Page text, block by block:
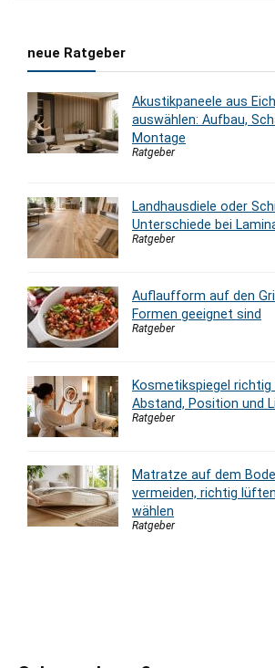
neue Ratgeber
Akustikpaneele aus
auswählen: Aufbau,
Montage
Ratgeber
Landhausdiele oder
Unterschiede bei
Ratgeber
Auflaufform auf den
Formen geeignet sind
Ratgeber
Kosmetikspiegel richtig
Abstand, Position und
Ratgeber
Matratze auf dem
vermeiden, richtig
wählen
Ratgeber